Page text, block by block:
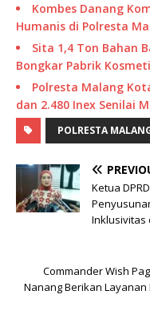
Kombes Danang
Humanis di Polresta
Sita 1,4 Ton Bahan
Bongkar Pabrik
Polresta Malang
dan 2.480 Inex Senilai
POLRESTA
Ketua
Inklusivitas
Commander Wish
Nanang Berikan